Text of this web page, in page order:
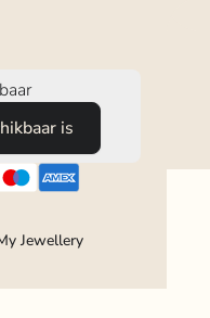
is
Jewellery